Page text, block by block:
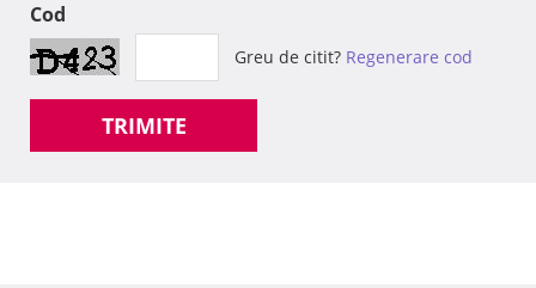
Cod
Greu de citit? Regenerare cod
TRIMITE